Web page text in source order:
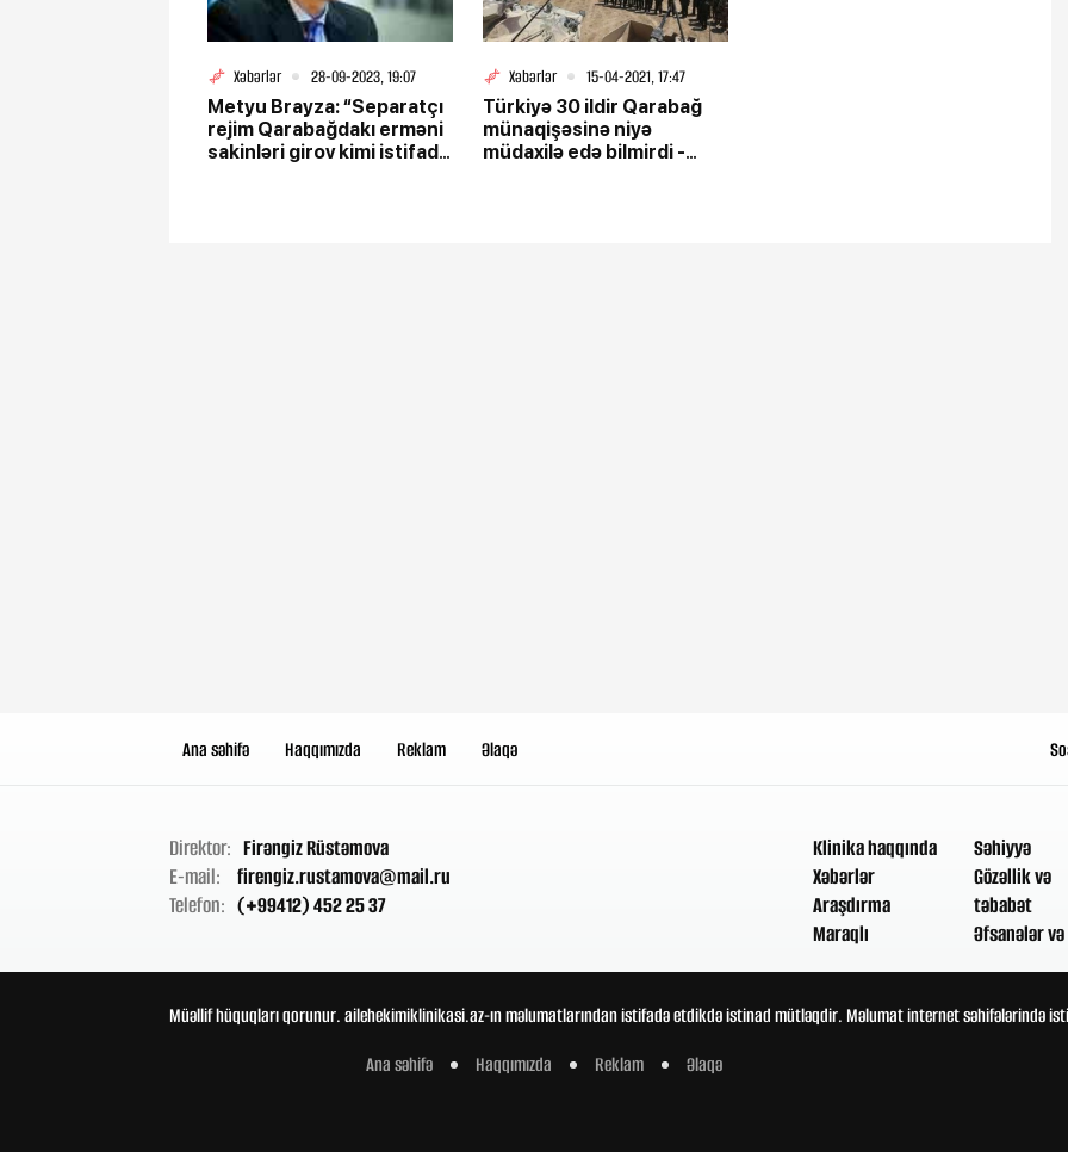
Xəbərlər
28-09-2023, 19:07
Metyu Brayza: “Separatçı
rejim Qarabağdakı erməni
sakinləri girov kimi istifadə
Xəbərlər
15-04-2021, 17:47
Türkiyə 30 ildir Qarabağ
münaqişəsinə niyə
müdaxilə edə bilmirdi -
Ana səhifə Haqqımızda Reklam Əlaqə
Direktor: Firəngiz Rüstəmova
E-mail:
firengiz.rustamova@mail.ru
Telefon: (+99412) 452 25 37
Klinika haqqında
Xəbərlər
Araşdırma
Maraqlı
Səhiyyə
Gözəllik və
təbabət
Əfsanələr
Müəllif hüquqları qorunur. ailehekimiklinikasi.az-ın məlumatlarından istifadə etdikdə istinad mütləqdir. Məlumat internet səhifələrində
Ana səhifə
Haqqımızda Reklam Əlaqə